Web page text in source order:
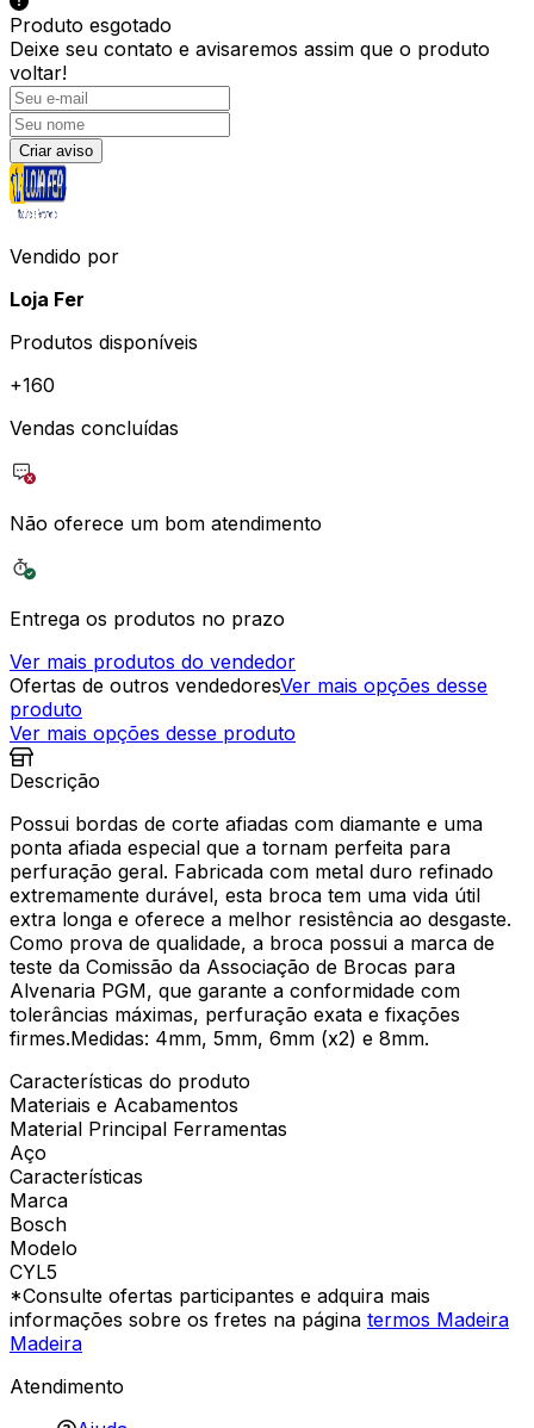
Produto esgotado
Deixe seu contato e avisaremos assim que o produto
voltar!
Criar aviso
Vendido por
Loja Fer
Produtos disponíveis
+160
Vendas concluídas
Não oferece um bom atendimento
Entrega os produtos no prazo
Ver mais produtos do vendedor
Ofertas de outros vendedoresVer mais opções desse
produto
Ver mais opções desse produto
Descrição
Possui bordas de corte afiadas com diamante e uma
ponta afiada especial que a tornam perfeita para
perfuração geral. Fabricada com metal duro refinado
extremamente durável, esta broca tem uma vida útil
extra longa e oferece a melhor resistência ao desgaste.
Como prova de qualidade, a broca possui a marca de
teste da Comissão da Associação de Brocas para
Alvenaria PGM, que garante a conformidade com
tolerâncias máximas, perfuração exata e fixações
firmes.Medidas: 4mm, 5mm, 6mm (x2) e 8mm.
Características do produto
Materiais e Acabamentos
Material Principal Ferramentas
Aço
Características
Marca
Bosch
Modelo
CYL5
*Consulte ofertas participantes e adquira mais
informações sobre os fretes na página termos Madeira
Madeira
Atendimento